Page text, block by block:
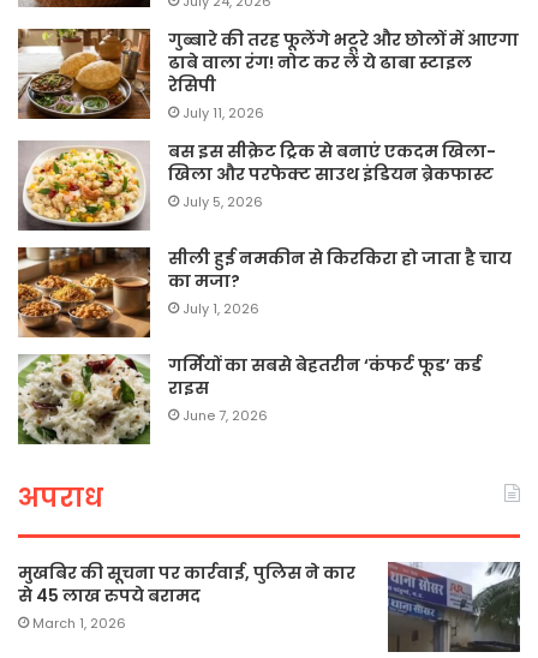
गुब्बारे की तरह फूलेंगे भटूरे और छोलों में आएगा
ढाबे वाला रंग! नोट कर लें ये ढाबा स्टाइल
रेसिपी
July 11, 2026
बस इस सीक्रेट ट्रिक से बनाएं एकदम खिला-
खिला और परफेक्ट साउथ इंडियन ब्रेकफास्ट
July 5, 2026
सीली हुई नमकीन से किरकिरा हो जाता है चाय
का मजा?
July 1, 2026
गर्मियों का सबसे बेहतरीन ‘कंफर्ट फूड’ कर्ड
राइस
June 7, 2026
अपराध
मुखबिर की सूचना पर कार्रवाई, पुलिस ने कार
से 45 लाख रुपये बरामद
March 1, 2026